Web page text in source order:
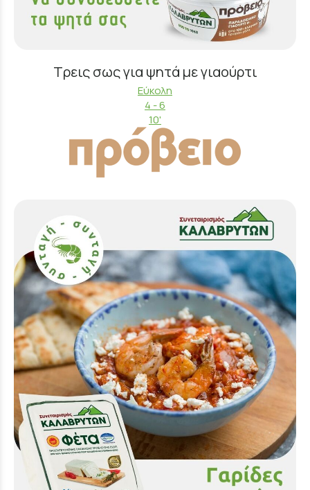
Τρεις σως για ψητά με γιαούρτι
Εύκολη
4 - 6
10'